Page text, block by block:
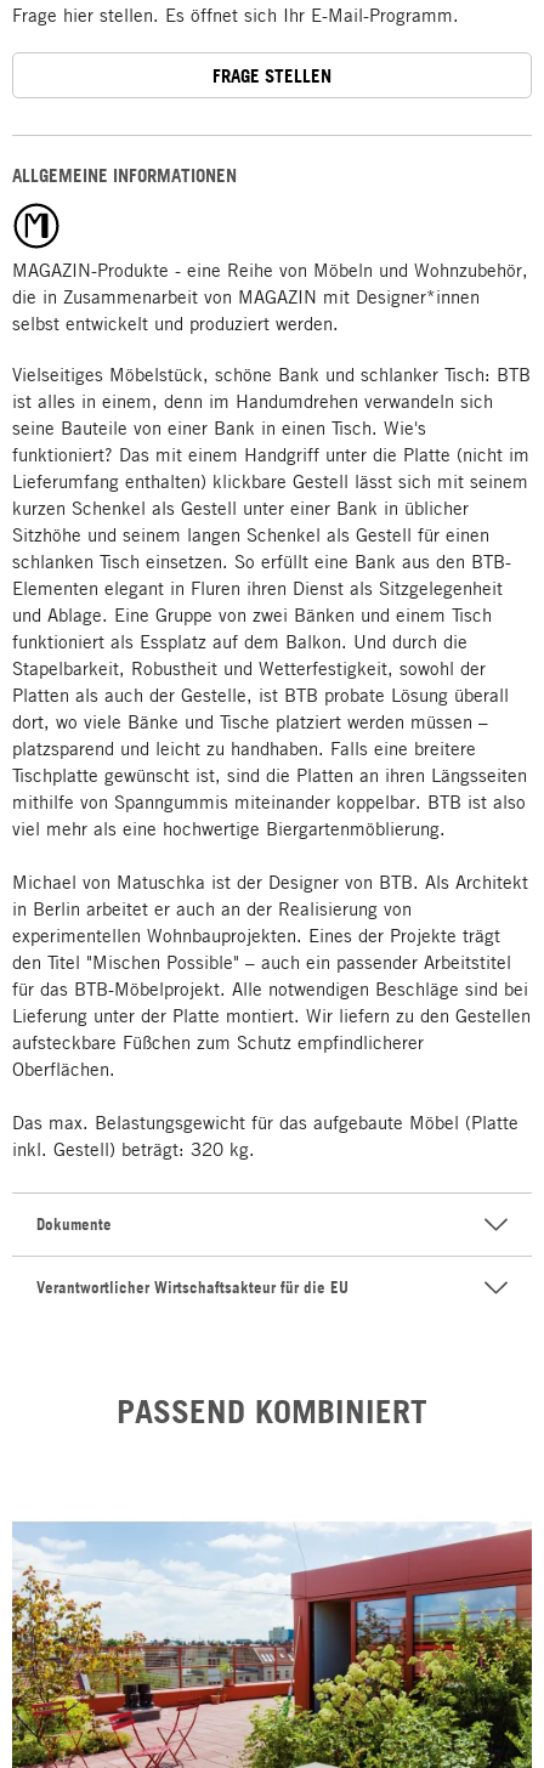
ALLGEMEINE INFORMATIONEN
MAGAZIN-Produkte - eine Reihe von Möbeln und Wohnzubehör,
die in Zusammenarbeit von MAGAZIN mit Designer*innen
selbst entwickelt und produziert werden.
Vielseitiges Möbelstück, schöne Bank und schlanker Tisch: BTB
ist alles in einem, denn im Handumdrehen verwandeln sich
seine Bauteile von einer Bank in einen Tisch. Wie's
funktioniert? Das mit einem Handgriff unter die Platte (nicht im
Lieferumfang enthalten) klickbare Gestell lässt sich mit seinem
kurzen Schenkel als Gestell unter einer Bank in üblicher
Sitzhöhe und seinem langen Schenkel als Gestell für einen
schlanken Tisch einsetzen. So erfüllt eine Bank aus den BTB-
Elementen elegant in Fluren ihren Dienst als Sitzgelegenheit
und Ablage. Eine Gruppe von zwei Bänken und einem Tisch
funktioniert als Essplatz auf dem Balkon. Und durch die
Stapelbarkeit, Robustheit und Wetterfestigkeit, sowohl der
Platten als auch der Gestelle, ist BTB probate Lösung überall
dort, wo viele Bänke und Tische platziert werden müssen –
platzsparend und leicht zu handhaben. Falls eine breitere
Tischplatte gewünscht ist, sind die Platten an ihren Längsseiten
mithilfe von Spanngummis miteinander koppelbar. BTB ist also
viel mehr als eine hochwertige Biergartenmöblierung.
Michael von Matuschka ist der Designer von BTB. Als Architekt
in Berlin arbeitet er auch an der Realisierung von
experimentellen Wohnbauprojekten. Eines der Projekte trägt
den Titel "Mischen Possible" – auch ein passender Arbeitstitel
für das BTB-Möbelprojekt. Alle notwendigen Beschläge sind bei
Lieferung unter der Platte montiert. Wir liefern zu den Gestellen
aufsteckbare Füßchen zum Schutz empfindlicherer
Oberflächen.
Das max. Belastungsgewicht für das aufgebaute Möbel (Platte
inkl. Gestell) beträgt: 320 kg.
Dokumente
Verantwortlicher Wirtschaftsakteur für die EU
Frage hier stellen. Es öffnet sich Ihr E-Mail-Programm.
FRAGE STELLEN
PASSEND KOMBINIERT